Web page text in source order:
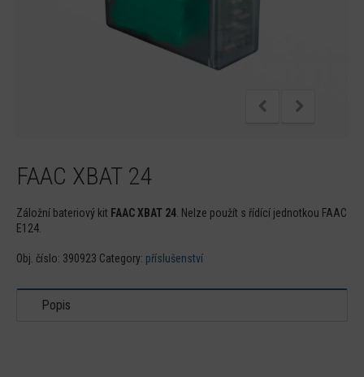
FAAC XBAT 24
Záložní bateriový kit FAAC XBAT 24 . Nelze použít s řídící jednotkou FAAC
E124.
Obj. číslo: 390923 Category: příslušenství
Popis